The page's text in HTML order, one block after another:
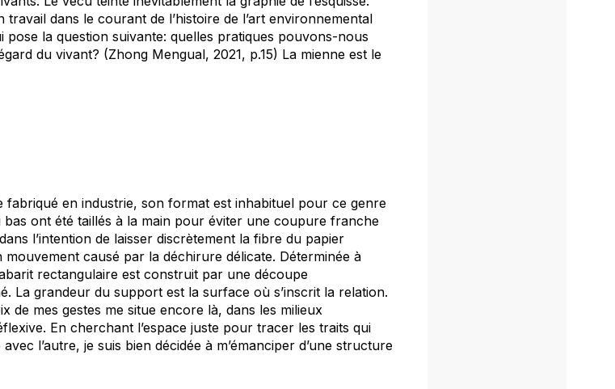
travail dans le courant de l’histoire de l’art environnemental
pose la question suivante: quelles pratiques pouvons-nous
du vivant? (Zhong Mengual, 2021, p.15) La mienne est le
fabriqué en industrie, son format est inhabituel pour ce genre
ont été taillés à la main pour éviter une coupure franche
l’intention de laisser discrètement la fibre du papier
causé par la déchirure délicate. Déterminée à
rectangulaire est construit par une découpe
La grandeur du support est la surface où s’inscrit la relation.
de mes gestes me situe encore là, dans les milieux
En cherchant l’espace juste pour tracer les traits qui
l’autre, je suis bien décidée à m’émanciper d’une structure